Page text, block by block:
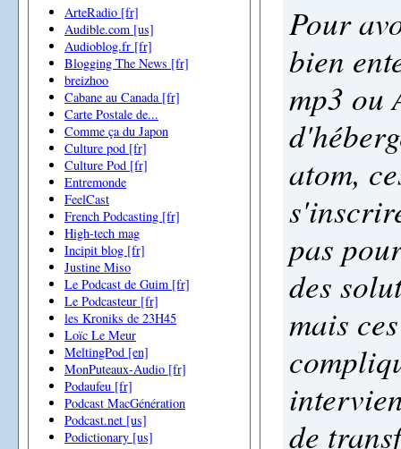
ArteRadio [fr]
Audible.com [us]
Audioblog.fr [fr]
Blogging The News [fr]
breizhoo
Cabane au Canada [fr]
Carte Postale de...
Comme ça du Japon
Culture pod [fr]
Culture Pod [fr]
Entremonde
FeelCast
French Podcasting [fr]
High-tech mag
Incipit blog [fr]
Justine Miso
Le Podcast de Guim [fr]
Le Podcasteur [fr]
les Kroniks de 23H45
Loïc Le Meur
MeltingPod [en]
MonPuteaux-Audio [fr]
Podaufeu [fr]
Podcast MacGénération
Podcast.net [us]
Podictionary [us]
Pour
bien
mp3 ou
atom,
pas
des
mais
de